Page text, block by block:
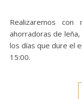
Realizaremos con materiales reciclados unas estufas
ahorradoras de
los días que dure el
15:00.